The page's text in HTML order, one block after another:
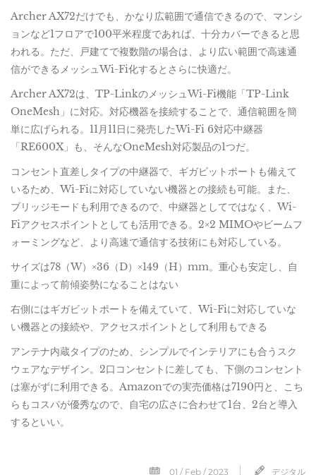
Archer AX72だけでも、かなり広範囲で通信できるので、マンシ
ョンなど1フロアで100平米程度であれば、十分カバーできると思
われる。ただ、戸建てで複数階の場合は、より広い範囲で高速通
信ができるメッシュWi-Fi化するとさらに快適だ。
Archer AX72は、TP-LinkのメッシュWi-Fi機能「TP-Link
OneMesh」に対応。対応機器を接続することで、通信範囲を簡
単に広げられる。11月11日に発売したWi-Fi 6対応中継器
「RE600X」も、そんなOneMesh対応製品の1つだ。
コンセント直差しタイプの中継器で、ギガビットポートも備えて
いるため、Wi-Fiに対応していない機器との接続も可能。また、
ブリッジモードも利用できるので、中継器としてではなく、Wi-
Fiアクセスポイントとしても活用できる。2×2 MIMOやビームフ
ォーミングなど、より高速で通信する技術にも対応している。
サイズは78（W）×36（D）×149（H）mm。重心も安定し、自
重によって前傾姿勢になることはない
右側にはギガビットポートを備えていて、Wi-Fiに対応していな
い機器との接続や、アクセスポイントとして利用もできる
アンテナ内蔵タイプのため、シンプルでインテリアにも合うスク
ウェアなデザイン。2口コンセントに差しても、下側のコンセント
は塞がずに利用できる。Amazonでの実売価格は7190円と、こち
らもコスパが優秀なので、自宅の広さに合わせて1台、2台と導入
するといい。
01 / Feb / 2023 デジタル